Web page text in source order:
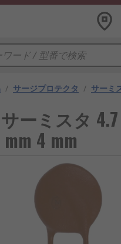
/ サージプロテクタ / サーミ
ーミスタ
4 mm